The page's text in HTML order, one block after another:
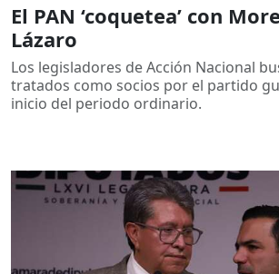
El PAN ‘coquetea’ con
Lázaro
Los legisladores de Acción Nacional
tratados como socios por el partido
inicio del periodo ordinario.